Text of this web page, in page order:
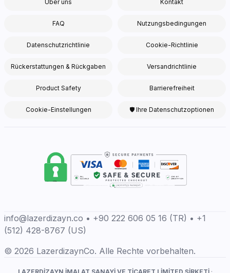
Über uns Kontakt
FAQ Nutzungsbedingungen
Datenschutzrichtlinie Cookie-Richtlinie
Rückerstattungen & Rückgaben Versandrichtlinie
Product Safety Barrierefreiheit
Cookie-Einstellungen 🛡 Ihre Datenschutzoptionen
info@lazerdizayn.co • +90 222 606 05 16 (TR) • +1
(512) 428-8767 (US)
© 2026 LazerdizaynCo. Alle Rechte vorbehalten.